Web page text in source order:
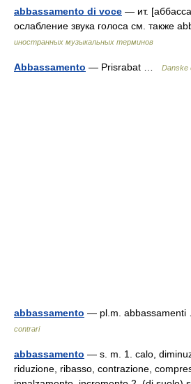
abbassamento di voce — ит.
ослабление звука голоса см. также
иностранных музыкальных терминов
Abbassamento — Prisrabat … Danske
abbassamento — pl.m.
contrari
abbassamento — s. m. 1. calo,
riduzione, ribasso, contrazione,